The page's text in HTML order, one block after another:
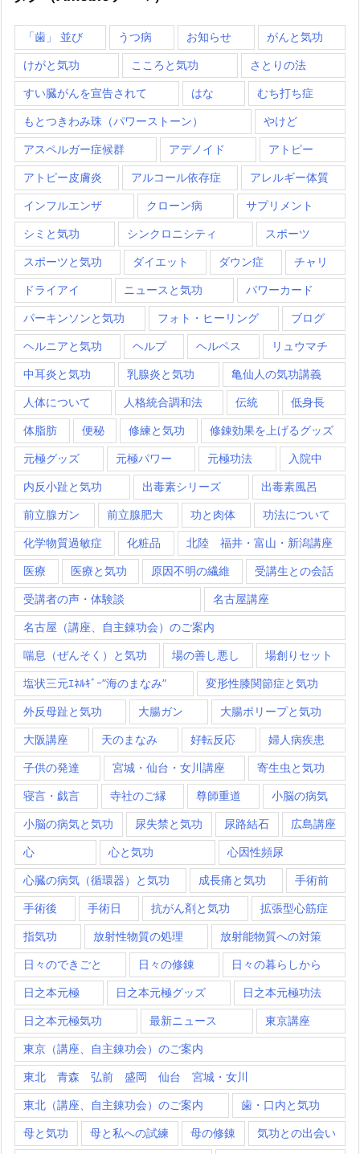
「歯」 並び うつ病 お知らせ がんと気功
けがと気功 こころと気功 さとりの法
すい臓がんを宣告されて はな むち打ち症
もとつきわみ珠（パワーストーン） やけど
アスペルガー症候群 アデノイド アトピー
アトピー皮膚炎 アルコール依存症 アレルギー体質
インフルエンザ クローン病 サプリメント
シミと気功 シンクロニシティ スポーツ
スポーツと気功 ダイエット ダウン症 チャリ
ドライアイ ニュースと気功 パワーカード
パーキンソンと気功 フォト・ヒーリング ブログ
ヘルニアと気功 ヘルプ ヘルペス リュウマチ
中耳炎と気功 乳腺炎と気功 亀仙人の気功講義
人体について 人格統合調和法 伝統 低身長
体脂肪 便秘 修練と気功 修錬効果を上げるグッズ
元極グッズ 元極パワー 元極功法 入院中
内反小趾と気功 出毒素シリーズ 出毒素風呂
前立腺ガン 前立腺肥大 功と肉体 功法について
化学物質過敏症 化粧品 北陸 福井・富山・新潟講座
医療 医療と気功 原因不明の繊維 受講生との会話
受講者の声・体験談 名古屋講座
名古屋（講座、自主錬功会）のご案内
喘息（ぜんそく）と気功 場の善し悪し 場創りセット
塩状三元ｴﾈﾙｷﾞｰ”海のまなみ” 変形性膝関節症と気功
外反母趾と気功 大腸ガン 大腸ポリープと気功
大阪講座 天のまなみ 好転反応 婦人病疾患
子供の発達 宮城・仙台・女川講座 寄生虫と気功
寝言・戯言 寺社のご縁 尊師重道 小脳の病気
小脳の病気と気功 尿失禁と気功 尿路結石 広島講座
心 心と気功 心因性頻尿
心臓の病気（循環器）と気功 成長痛と気功 手術前
手術後 手術日 抗がん剤と気功 拡張型心筋症
指気功 放射性物質の処理 放射能物質への対策
日々のできごと 日々の修錬 日々の暮らしから
日之本元極 日之本元極グッズ 日之本元極功法
日之本元極気功 最新ニュース 東京講座
東京（講座、自主錬功会）のご案内
東北 青森 弘前 盛岡 仙台 宮城・女川
東北（講座、自主錬功会）のご案内 歯・口内と気功
母と気功 母と私への試練 母の修錬 気功との出会い